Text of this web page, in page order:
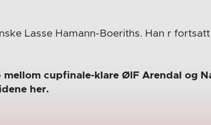
Lasse Hamann-Boeriths. Han r
mellom cupfinale-klare ØIF Arendal og
her.